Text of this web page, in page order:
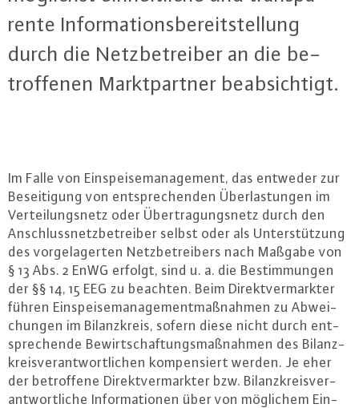
ren­te In­for­ma­ti­ons­be­reit­stel­lung
durch die Netz­be­trei­ber an die be­
trof­fe­nen Markt­part­ner be­ab­sich­tigt.
Im Falle von Ein­spei­se­ma­nage­ment, das entweder zur
Be­sei­ti­gung von ent­spre­chen­den Über­las­tun­gen im
Ver­tei­lungs­netz oder Über­tra­gungs­netz durch den
An­schluss­netz­be­trei­ber selbst oder als Un­ter­stüt­zung
des vor­ge­la­ger­ten Netz­be­trei­bers nach Maßgabe von
§ 13 Abs. 2 EnWG erfolgt, sind u. a. die Be­stim­mun­gen
der §§ 14, 15 EEG zu beachten. Beim Di­rekt­ver­mark­ter
führen Ein­spei­se­ma­nage­ment­maß­nah­men zu Ab­wei­
chun­gen im Bi­lanz­kreis, sofern diese nicht durch ent­
spre­chen­de Be­wirt­schaf­tungs­maß­nah­men des Bi­lanz­
kreis­ver­ant­wort­li­chen kom­pen­siert werden. Je eher
der be­trof­fe­ne Di­rekt­ver­mark­ter bzw. Bi­lanz­kreis­ver­
ant­wort­li­che In­for­ma­tio­nen über von möglichem Ein­